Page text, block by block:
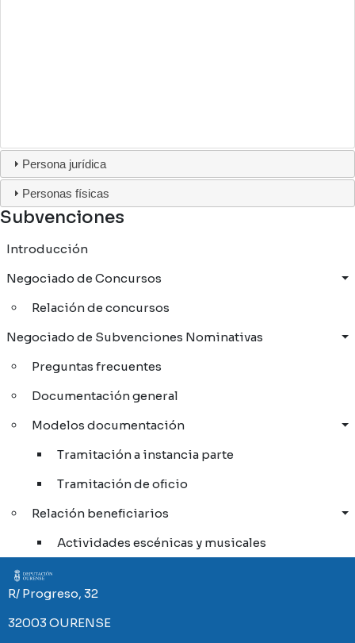
Subvenciones
Introducción
Negociado de Concursos
Relación de concursos
Negociado de Subvenciones Nominativas
Preguntas frecuentes
Documentación general
Modelos documentación
Tramitación a instancia parte
Tramitación de oficio
Relación beneficiarios
Actividades escénicas y musicales
Persona jurídica
Personas físicas
Imaxe
R/ Progreso, 32
32003 OURENSE